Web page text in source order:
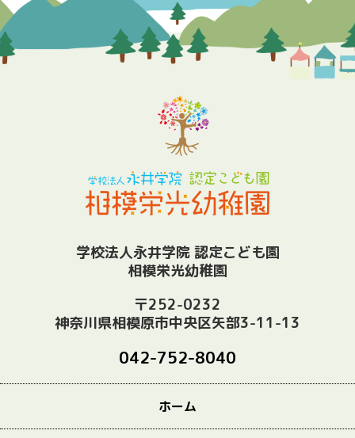
学校法人永井学院 認定こども園
相模栄光幼稚園
〒252-0232
神奈川県相模原市中央区矢部3-11-13
042-752-8040
ホーム